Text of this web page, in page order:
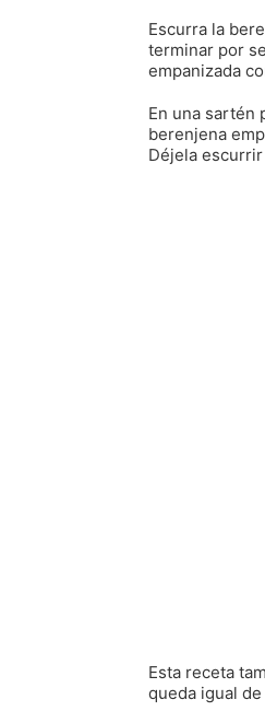
Escurra la
terminar por
empanizada
En una sartén
berenjena
Déjela
Esta receta
queda igual